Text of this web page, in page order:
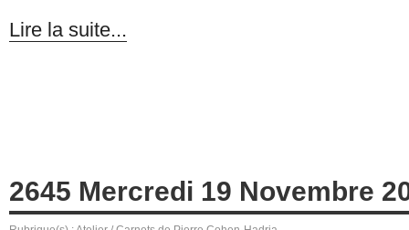
Lire la suite...
2645 Mercredi 19 Novembre